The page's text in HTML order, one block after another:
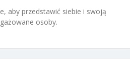
aby przedstawić siebie i swoją
osoby.